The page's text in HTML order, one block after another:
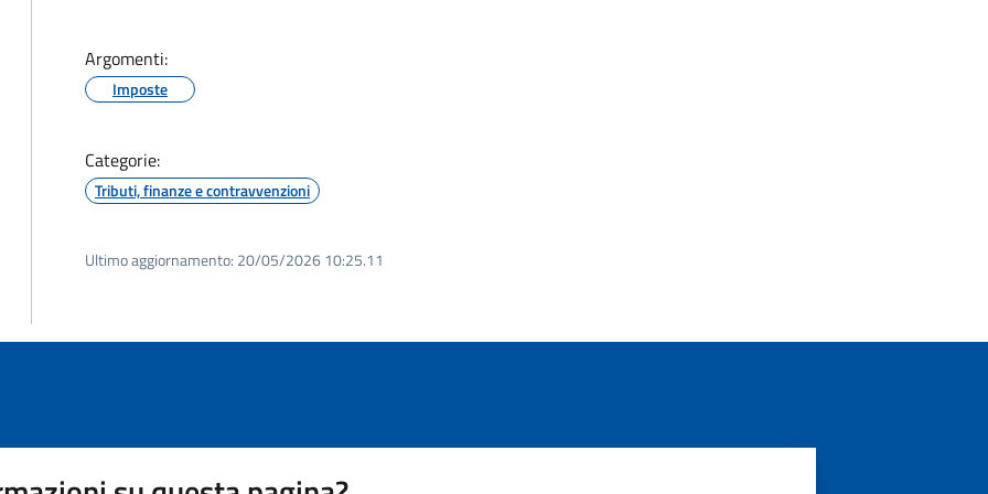
Argomenti:
Imposte
Categorie:
Tributi, finanze e contravvenzioni
Ultimo aggiornamento: 20/05/2026 10:25.11